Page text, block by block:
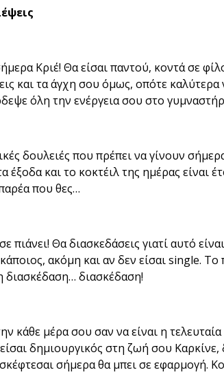
Κριέ! Θα είσαι παντού, κοντά σε
και τα άγχη σου όμως, οπότε
όλη την ενέργεια σου στο
δουλειές που πρέπει να γίνουν
έξοδα και το κοκτέιλ της ημέρας είναι
που θες…
πιάνει! Θα διασκεδάσεις γιατί αυτό
ακόμη και αν δεν είσαι single.
διασκέδαση… διασκέδαση!
κάθε μέρα σου σαν να είναι η
δημιουργικός στη ζωή σου Καρκίνε,
σήμερα θα μπει σε εφαρμογή.